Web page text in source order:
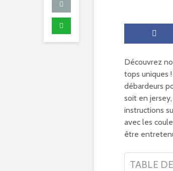
Découvrez
tops uniques
débardeurs
soit en
instructions
avec les
être
TABLE